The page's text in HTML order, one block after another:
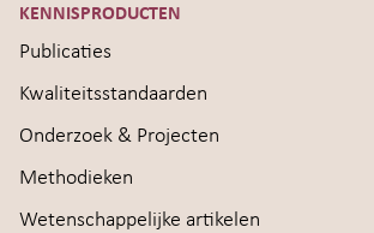
KENNISPRODUCTEN
Publicaties
Kwaliteitsstandaarden
Onderzoek & Projecten
Methodieken
Wetenschappelijke artikelen